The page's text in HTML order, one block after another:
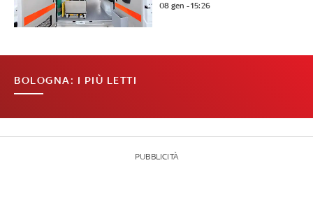
08 gen - 15:26
BOLOGNA: I PIÙ LETTI
PUBBLICITÀ